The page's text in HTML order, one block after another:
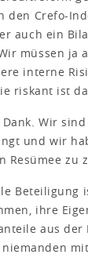
den Crefo-
auch ein
müssen ja
interne
riskant ist
Wir sind
und wir
Resümee zu
Beteiligung
ihre
aus der